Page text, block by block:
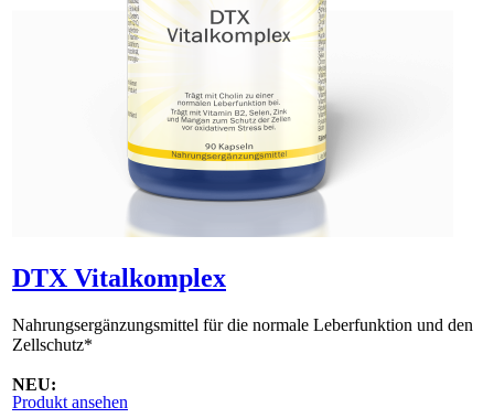
DTX Vitalkomplex
Nahrungsergänzungsmittel für die normale Leberfunktion und den
Zellschutz*
NEU:
DTX Vitalkomplex ist inzwischen als Granulat erhältlich.
Produkt ansehen